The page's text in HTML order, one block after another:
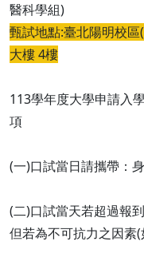
醫科學組)
甄試地點:臺北陽明校
大樓 4樓
113學年度大學申請入
項
(一)口試當日請攜帶：身
(二)口試當天若超過報
但若為不可抗力之因素(